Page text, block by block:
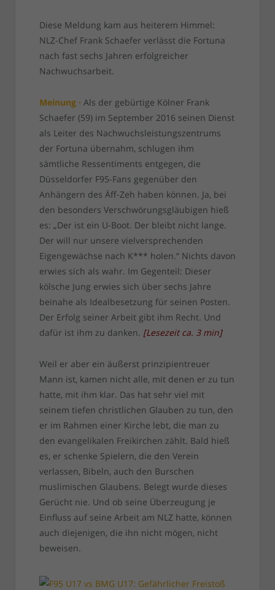
Diese Meldung kam aus heiterem Himmel:
NLZ-Chef Frank Schaefer verlässt die Fortuna
nach fast sechs Jahren erfolgreicher
Nachwuchsarbeit.
Meinung · Als der gebürtige Kölner Frank
Schaefer (59) im September 2016 seinen Dienst
als Leiter des Nachwuchsleistungszentrums
der Fortuna übernahm, schlugen ihm
sämtliche Ressentiments entgegen, die
Düsseldorfer F95-Fans gegenüber den
Anhängern des Äff-Zeh haben können. Ja, bei
den besonders Verschwörungsgläubigen hieß
es: „Der ist ein U-Boot. Der bleibt nicht lange.
Der will nur unsere vielversprechenden
Eigengewächse nach K*** holen.“ Nichts davon
erwies sich als wahr. Im Gegenteil: Dieser
kölsche Jung erwies sich über sechs Jahre
beinahe als Idealbesetzung für seinen Posten.
Der Erfolg seiner Arbeit gibt ihm Recht. Und
dafür ist ihm zu danken. [Lesezeit ca. 3 min]
Weil er aber ein äußerst prinzipientreuer
Mann ist, kamen nicht alle, mit denen er zu tun
hatte, mit ihm klar. Das hat sehr viel mit
seinem tiefen christlichen Glauben zu tun, den
er im Rahmen einer Kirche lebt, die man zu
den evangelikalen Freikirchen zählt. Bald hieß
es, er schenke Spielern, die den Verein
verlassen, Bibeln, auch den Burschen
muslimischen Glaubens. Belegt wurde dieses
Gerücht nie. Und ob seine Überzeugung je
Einfluss auf seine Arbeit am NLZ hatte, können
auch diejenigen, die ihn nicht mögen, nicht
beweisen.